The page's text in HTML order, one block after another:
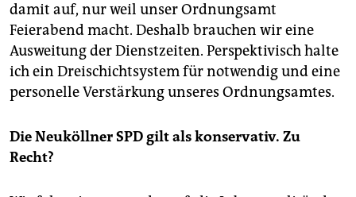
damit auf, nur weil unser Ordnungsamt
Feierabend macht. Deshalb brauchen wir eine
Ausweitung der Dienstzeiten. Perspektivisch halte
ich ein Dreischichtsystem für notwendig und eine
personelle Verstärkung unseres Ordnungsamtes.
Die Neuköllner SPD gilt als konservativ. Zu
Recht?